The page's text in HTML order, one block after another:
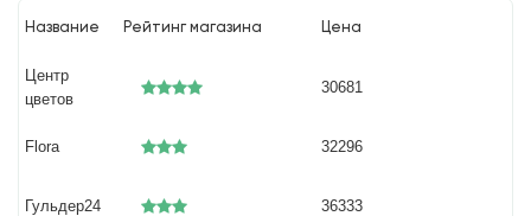
Название Рейтинг магазина Цена
Центр
цветов
30681
Flora 32296
Гульдер24 36333